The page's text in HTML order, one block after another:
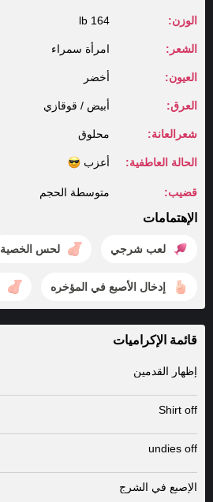
الوزن: 164 lb
الشعر: امرأة سمراء
العيون: أخضر
العرق: أبيض / قوقازي
شعرالعانة: محلوق
الحالة العاطفية: أعزب
قضيب: متوسطة الحجم
الإهتمامات
لعب شرجي لحس الخصية
إدخال الأصبع في المؤخره
قائمة الإكراميات
إظهار القدمين
Shirt off
undies off
الإصبع في الشرج